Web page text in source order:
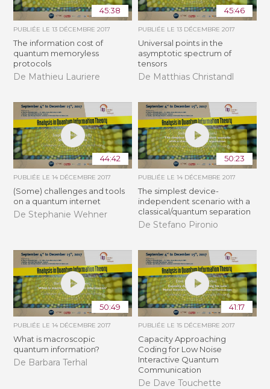
45:38
PUBLIÉE LE13 DÉCEMBRE 2017
The information cost of
quantum memoryless
protocols
De Mathieu Lauriere
45:46
PUBLIÉE LE 13 DÉCEMBRE 2017
Universal points in the
asymptotic spectrum of
tensors
De Matthias Christandl
44:42
PUBLIÉE LE14 DÉCEMBRE 2017
(Some) challenges and tools
on a quantum internet
De Stephanie Wehner
50:23
PUBLIÉE LE 14 DÉCEMBRE 2017
The simplest device-
independent scenario with a
classical/quantum separation
De Stefano Pironio
50:49
PUBLIÉE LE14 DÉCEMBRE 2017
What is macroscopic
quantum information?
De Barbara Terhal
41:17
PUBLIÉE LE 15 DÉCEMBRE 2017
Capacity Approaching
Coding for Low Noise
Interactive Quantum
Communication
De Dave Touchette